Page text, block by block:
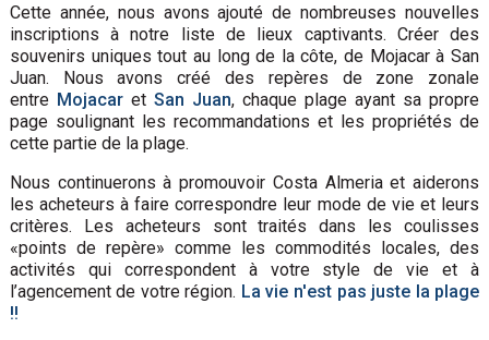
Cette année, nous avons ajouté de nombreuses nouvelles
inscriptions à notre liste de lieux captivants. Créer des
souvenirs uniques tout au long de la côte, de Mojacar à San
Juan. Nous avons créé des repères de zone zonale
entre Mojacaret San Juan, chaque plage ayant sa propre
page soulignant les recommandations et les propriétés de
cette partie de la plage.
Nous continuerons à promouvoir Costa Almeria et aiderons
les acheteurs à faire correspondre leur mode de vie et leurs
critères. Les acheteurs sont traités dans les coulisses
«points de repère» comme les commodités locales, des
activités qui correspondent à votre style de vie et à
l’agencement de votre région. La vie n'est pas juste la plage
!!